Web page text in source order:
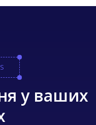
у ваших